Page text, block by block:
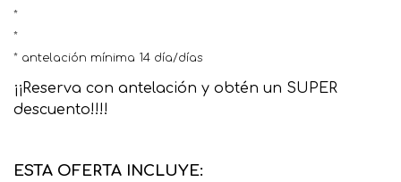
antelación mínima 14 día/días
¡¡Reserva con antelación y obtén un SUPER
descuento!!!!
ESTA OFERTA INCLUYE: